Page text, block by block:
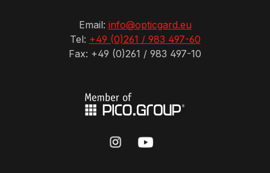
Email: info@opticgard.eu
Tel: +49 (0)261 / 983 497-60
Fax: +49 (0)261 / 983 497-10